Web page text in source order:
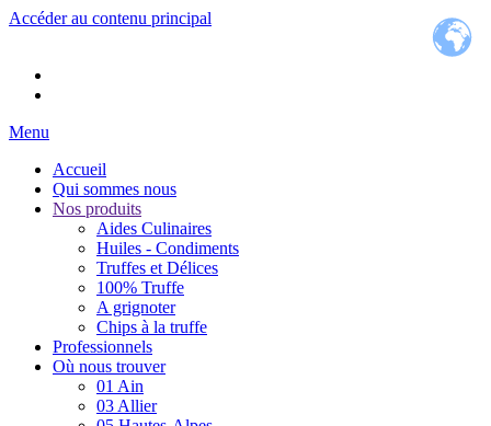
Accéder au contenu principal
Menu
Accueil
Qui sommes nous
Nos produits
Aides Culinaires
Huiles - Condiments
Truffes et Délices
100% Truffe
A grignoter
Chips à la truffe
Professionnels
Où nous trouver
01 Ain
03 Allier